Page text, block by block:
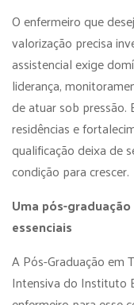
O enfermeiro que
valorização precisa
assistencial exige
liderança,
de atuar sob pressão.
residências e
qualificação deixa de
condição para crescer.
Uma pós-
essenciais
A Pós-Graduação em
Intensiva do Instituto